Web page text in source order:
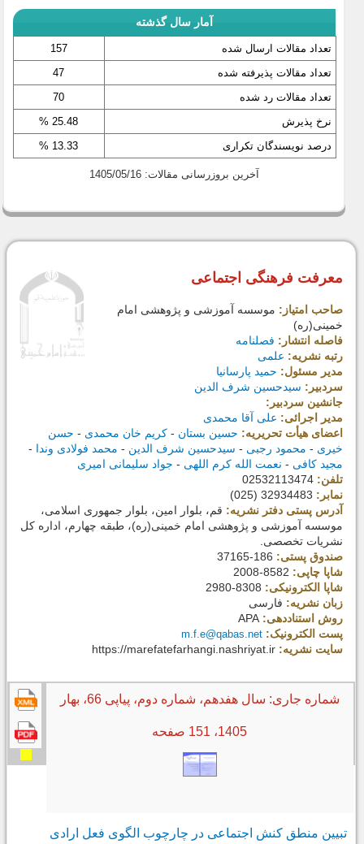
آمار سال گذشته
تعداد مقالات ارسال شده
157
تعداد مقالات پذیرفته شده
47
تعداد مقالات رد شده
70
نرخ پذیرش
25.48 %
درصد نویسندگان تکراری
13.33 %
آخرین بروزرسانی مقالات: 1405/05/16
معرفت فرهنگی اجتماعی
صاحب امتیاز: موسسه آموزشی و پژوهشی امام
خمینی(ره)
فاصله انتشار: فصلنامه
رتبه نشریه: علمی
مدیر مسئول: حمید پارسانیا
سردبیر: سیدحسین شرف الدین
جانشین سردبیر:
مدیر اجرائی: علی آقا محمدی
اعضای هیأت تحریریه: حسین بستان - کریم خان محمدی - حسن
خیری - محمود رجبی - سیدحسین شرف الدین - محمد فولادی وندا -
مجید کافی - نعمت الله کرم اللهی - جواد سلیمانی امیری
تلفن: 02532113474
نمابر: 32934483 (025)
آدرس پستی دفتر نشریه: قم، بلوار امین، بلوار جمهوری اسلامی،
موسسه آموزشی و پژوهشی امام خمینی(ره)، طبقه چهارم، اداره کل
نشریات تخصصی.
صندوق پستی: 37165-186
شاپا چاپی: 2008-8582
شاپا الکترونیکی: 2980-8308
زبان نشریه: فارسی
روش استناددهی: APA
پست الکترونیک: m.f.e@qabas.net
سایت نشریه: https://marefatefarhangi.nashriyat.ir
شماره جاری: سال هفدهم، شماره دوم، پیاپی 66، بهار
1405، 151 صفحه
تبیین منطق کنش اجتماعی در چارچوب الگوی فعل ارادی